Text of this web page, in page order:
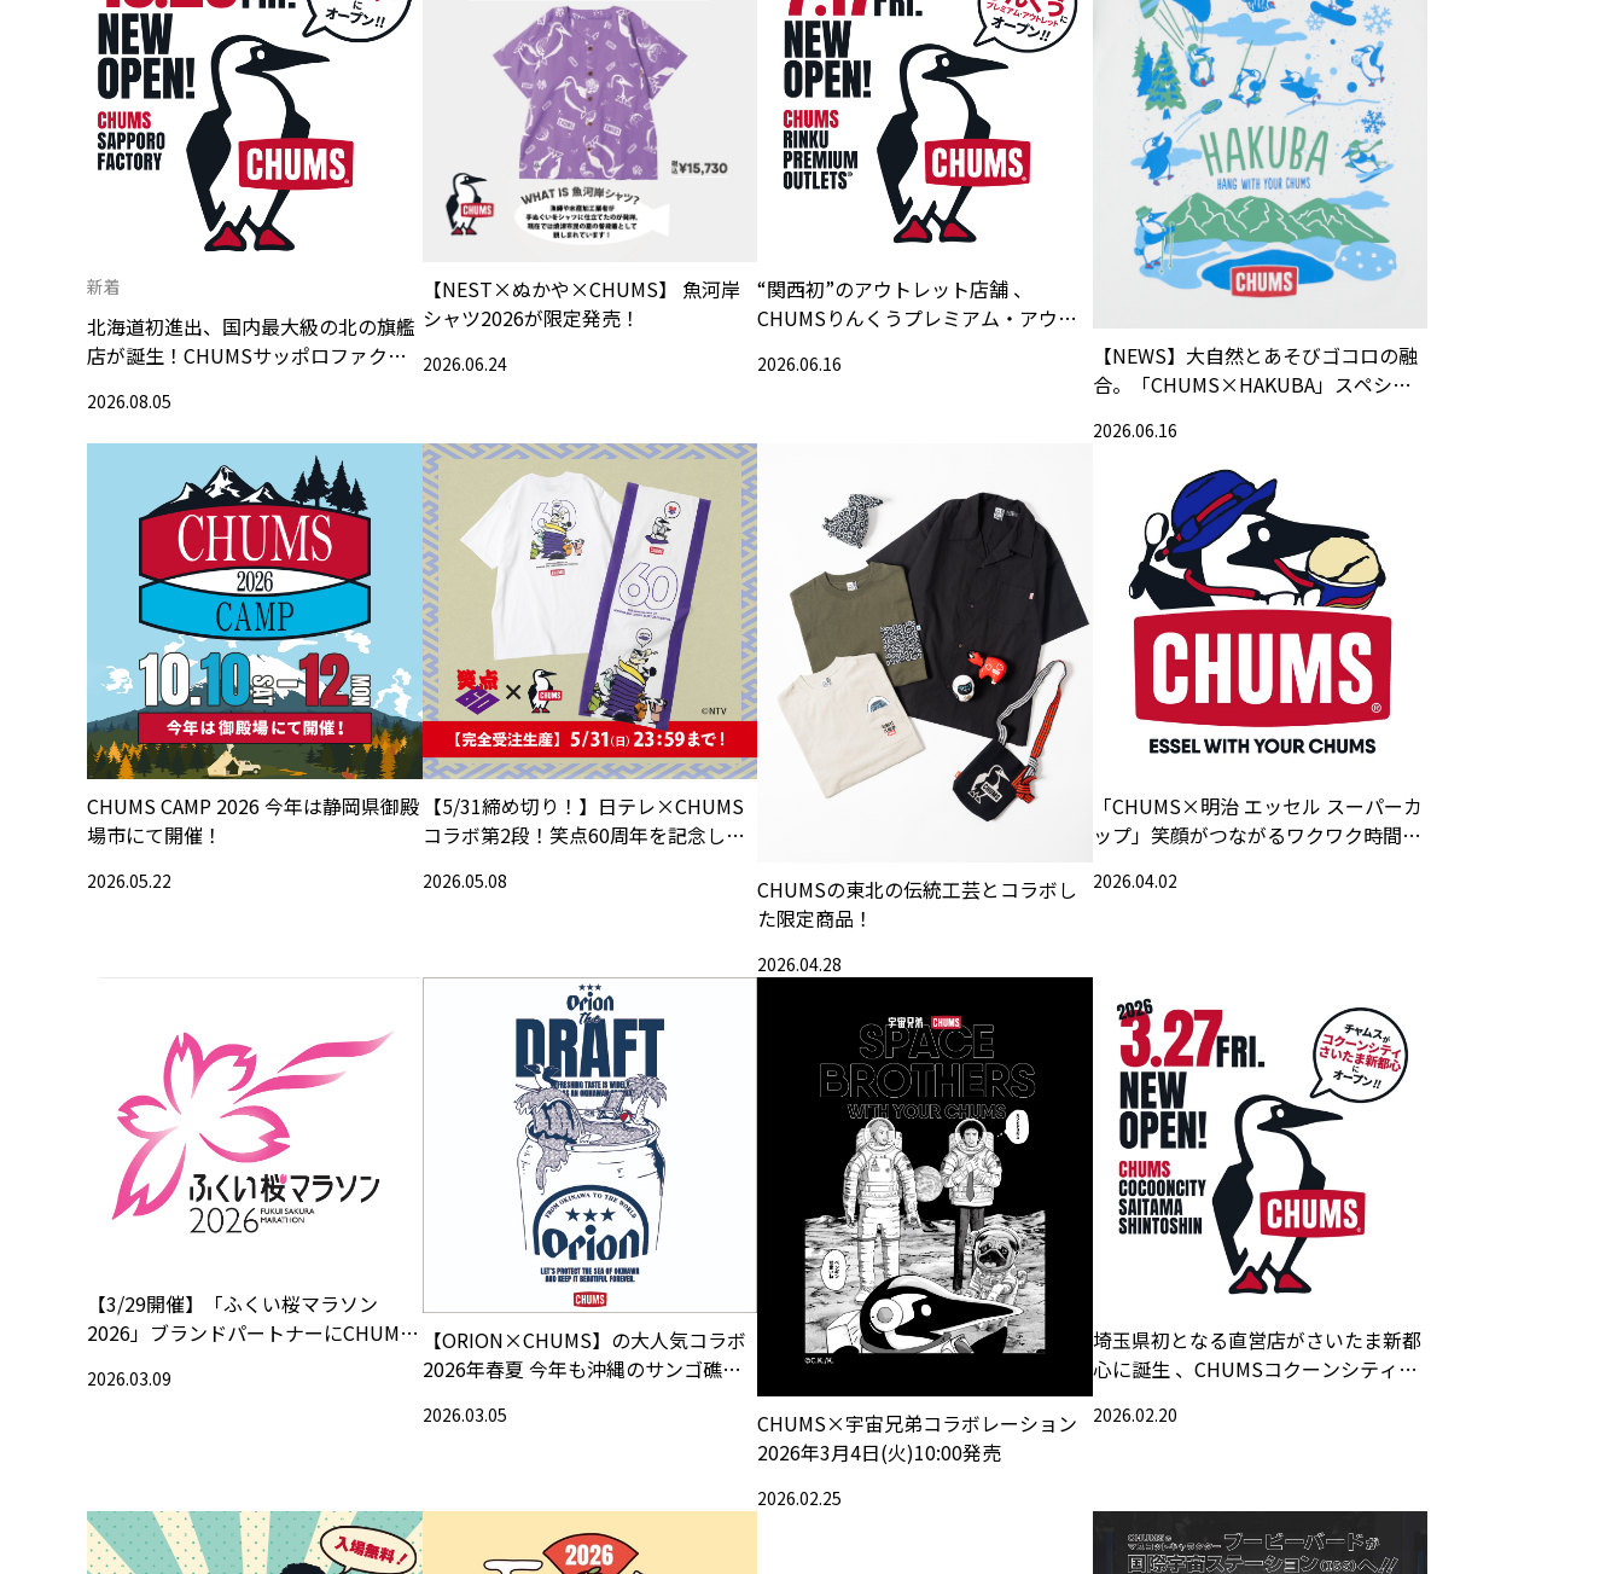
新着
北海道初進出、国内最大級の北の旗艦
店が誕生！CHUMSサッポロファクト
ドオープン
2026.08.05
【NEST×ぬかや×CHUMS】 魚河岸
シャツ2026が限定発売！
2026.06.24
“関西初”のアウトレット店舗 、
CHUMSりんくうプレミアム・アウト
ドオープン！
2026.06.16
【NEWS】大自然とあそびゴコロの融
合。「CHUMS×HAKUBA」スペシャ
2026.06.16
CHUMS CAMP 2026 今年は静岡県御殿
場市にて開催！
2026.05.22
【5/31締め切り！】日テレ×CHUMS
コラボ第2段！笑点60周年を記念した
2026.05.08
CHUMSの東北の伝統工芸とコラボし
た限定商品！
2026.04.28
「CHUMS×明治 エッセル スーパーカ
ップ」笑顔がつながるワクワク時間キ
CHUMS!～
2026.04.02
【3/29開催】「ふくい桜マラソン
2026」ブランドパートナーにCHUMS
2026.03.09
【ORION×CHUMS】の大人気コラボ
2026年春夏 今年も沖縄のサンゴ礁保
2026.03.05
CHUMS×宇宙兄弟コラボレーション
2026年3月4日(火)10:00発売
2026.02.25
埼玉県初となる直営店がさいたま新都
心に誕生 、CHUMSコクーンシティ店
2026年3月27日（金）グランドオープ
ン！
2026.02.20